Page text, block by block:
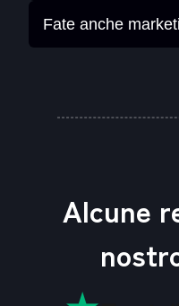
Fate anche
Alcune